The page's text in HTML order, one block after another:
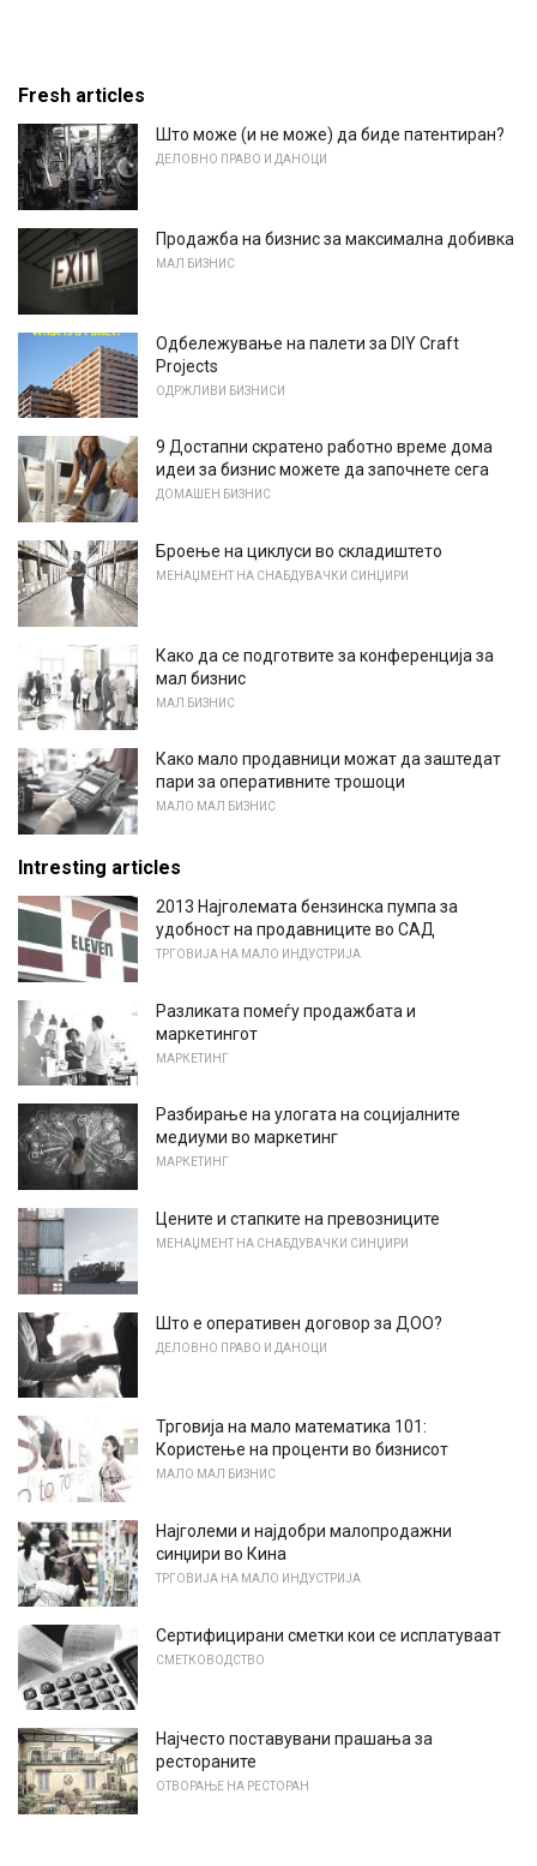
Fresh articles
Што може (и не може) да биде патентиран?
ДЕЛОВНО ПРАВО И ДАНОЦИ
Продажба на бизнис за максимална добивка
МАЛ БИЗНИС
Одбележување на палети за DIY Craft
Projects
ОДРЖЛИВИ БИЗНИСИ
9 Достапни скратено работно време дома
идеи за бизнис можете да започнете сега
ДОМАШЕН БИЗНИС
Броење на циклуси во складиштето
МЕНАЏМЕНТ НА СНАБДУВАЧКИ СИНЏИРИ
Како да се подготвите за конференција за
мал бизнис
МАЛ БИЗНИС
Како мало продавници можат да заштедат
пари за оперативните трошоци
МАЛО МАЛ БИЗНИС
Intresting articles
2013 Најголемата бензинска пумпа за
удобност на продавниците во САД
ТРГОВИЈА НА МАЛО ИНДУСТРИЈА
Разликата помеѓу продажбата и
маркетингот
МАРКЕТИНГ
Разбирање на улогата на социјалните
медиуми во маркетинг
МАРКЕТИНГ
Цените и стапките на превозниците
МЕНАЏМЕНТ НА СНАБДУВАЧКИ СИНЏИРИ
Што е оперативен договор за ДОО?
ДЕЛОВНО ПРАВО И ДАНОЦИ
Трговија на мало математика 101:
Користење на проценти во бизнисот
МАЛО МАЛ БИЗНИС
Најголеми и најдобри малопродажни
синџири во Кина
ТРГОВИЈА НА МАЛО ИНДУСТРИЈА
Сертифицирани сметки кои се исплатуваат
СМЕТКОВОДСТВО
Најчесто поставувани прашања за
рестораните
ОТВОРАЊЕ НА РЕСТОРАН